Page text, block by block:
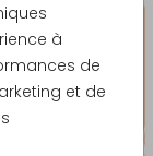
à
de
et de